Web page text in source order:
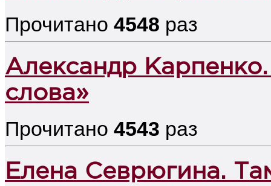
Прочитано 4548 раз
Александр
слова»
Прочитано 4543 раз
Елена Севрюгина.